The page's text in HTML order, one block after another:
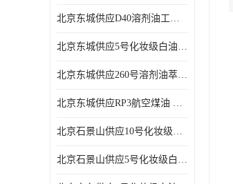
北京东城供应D40溶剂油工业金属清洗
北京东城供应5号化妆级白油钻井液润滑剂
北京东城供应260号溶剂油萃取溶剂油金属萃取剂
北京东城供应RP3航空煤油 高含量国标工业级航空煤油燃料油 无色透明
北京石景山供应10号化妆级白油高精密机械润滑油
北京石景山供应5号化妆级白油缝纫机油 设备润滑油